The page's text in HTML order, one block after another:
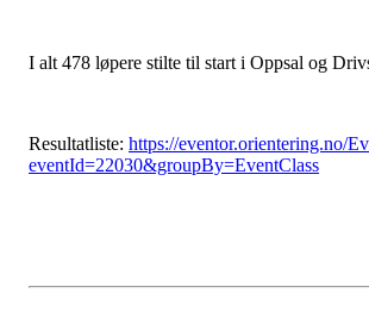
I alt 478 løpere stilte til start i Oppsal og
Resultatliste: https://eventor.orientering.no/
eventId=22030&groupBy=EventClass